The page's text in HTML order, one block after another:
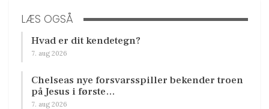
LÆS OGSÅ
Hvad er dit kendetegn?
7. aug 2026
Chelseas nye forsvarsspiller bekender troen
på Jesus i første…
7. aug 2026